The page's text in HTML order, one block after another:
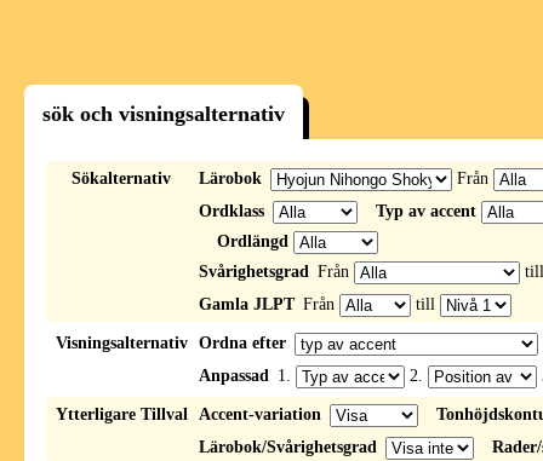
sök och visningsalternativ
Sökalternativ Lärobok
Från
Ordklass
Typ av accent
Ordlängd
Svårighetsgrad Från
Gamla JLPT Från till
Visningsalternativ
Ordna efter
Anpassad 1. 2.
Ytterligare Tillval Accent-variation
Lärobok/Svårighetsgrad